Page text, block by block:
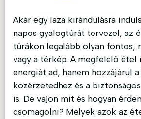
Akár egy laza kirándulásra
napos gyalogtúrát tervezel, az
túrákon legalább olyan fontos,
vagy a térkép. A megfelelő étel
energiát ad, hanem hozzájárul
közérzetedhez és a
is. De vajon mit és hogyan
csomagolni? Melyek azok az